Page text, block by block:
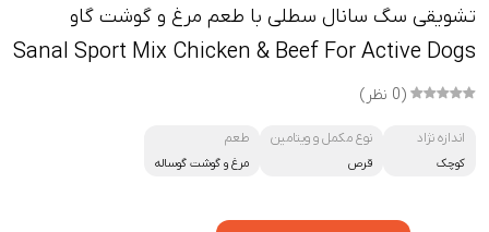
تشویقی سگ سانال سطلی با طعم مرغ و گوشت گاو
Sanal Sport Mix Chicken & Beef For Active Dogs
(0 نظر)
اندازه نژاد
کوچک
نوع مکمل و ویتامین
قرص
طعم
مرغ و گوشت گوساله